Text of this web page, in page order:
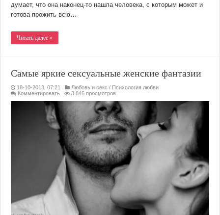
думает, что она наконец-то нашла человека, с которым может и
готова прожить всю…
Читать далее »
Самые яркие сексуальные женские фантазии
18-10-2013, 07:21 Любовь и секс / Психология любви
Комментировать
3 846 просмотров